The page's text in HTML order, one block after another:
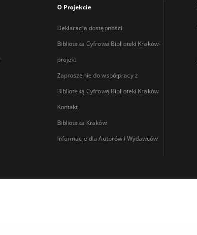
O Projekcie
Deklaracja dostępności
Biblioteka Cyfrowa Biblioteki Kraków-
projekt
Zaproszenie do współpracy z
Biblioteką Cyfrową Biblioteki Kraków
Kontakt
Biblioteka Kraków
Informacje dla Autorów i Wydawców